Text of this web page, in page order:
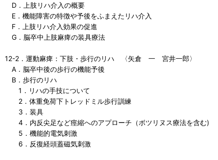
D．上肢リハ介入の概要
E．機能障害の特徴や予後をふまえたリハ介入
F．上肢リハ介入効果の促進
G．脳卒中上肢麻痺の装具療法
12-2．運動麻痺：下肢・歩行のリハ 〈矢倉 一 宮井一郎〉
A．脳卒中後の歩行の機能予後
B．歩行のリハ
1．リハの手技について
2．体重免荷下トレッドミル歩行訓練
3．装具
4．内反尖足など痙縮へのアプローチ（ボツリヌス療法を含む)
5．機能的電気刺激
6．反復経頭蓋磁気刺激